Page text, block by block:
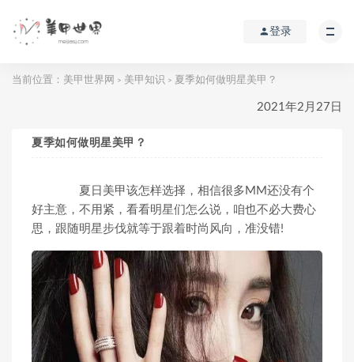
登录
当前位置： 美甲世界网 > 美甲知识 > 夏季如何做明星美甲？
2021年2月27日
夏季如何做明星美甲？
夏日美甲该怎样选择，相信很多MM还没有个
好主意，不用紧，看看明星们怎么说，咱也不必大费心
思，跟随明星步伐就等于跟着时尚风向，准没错!